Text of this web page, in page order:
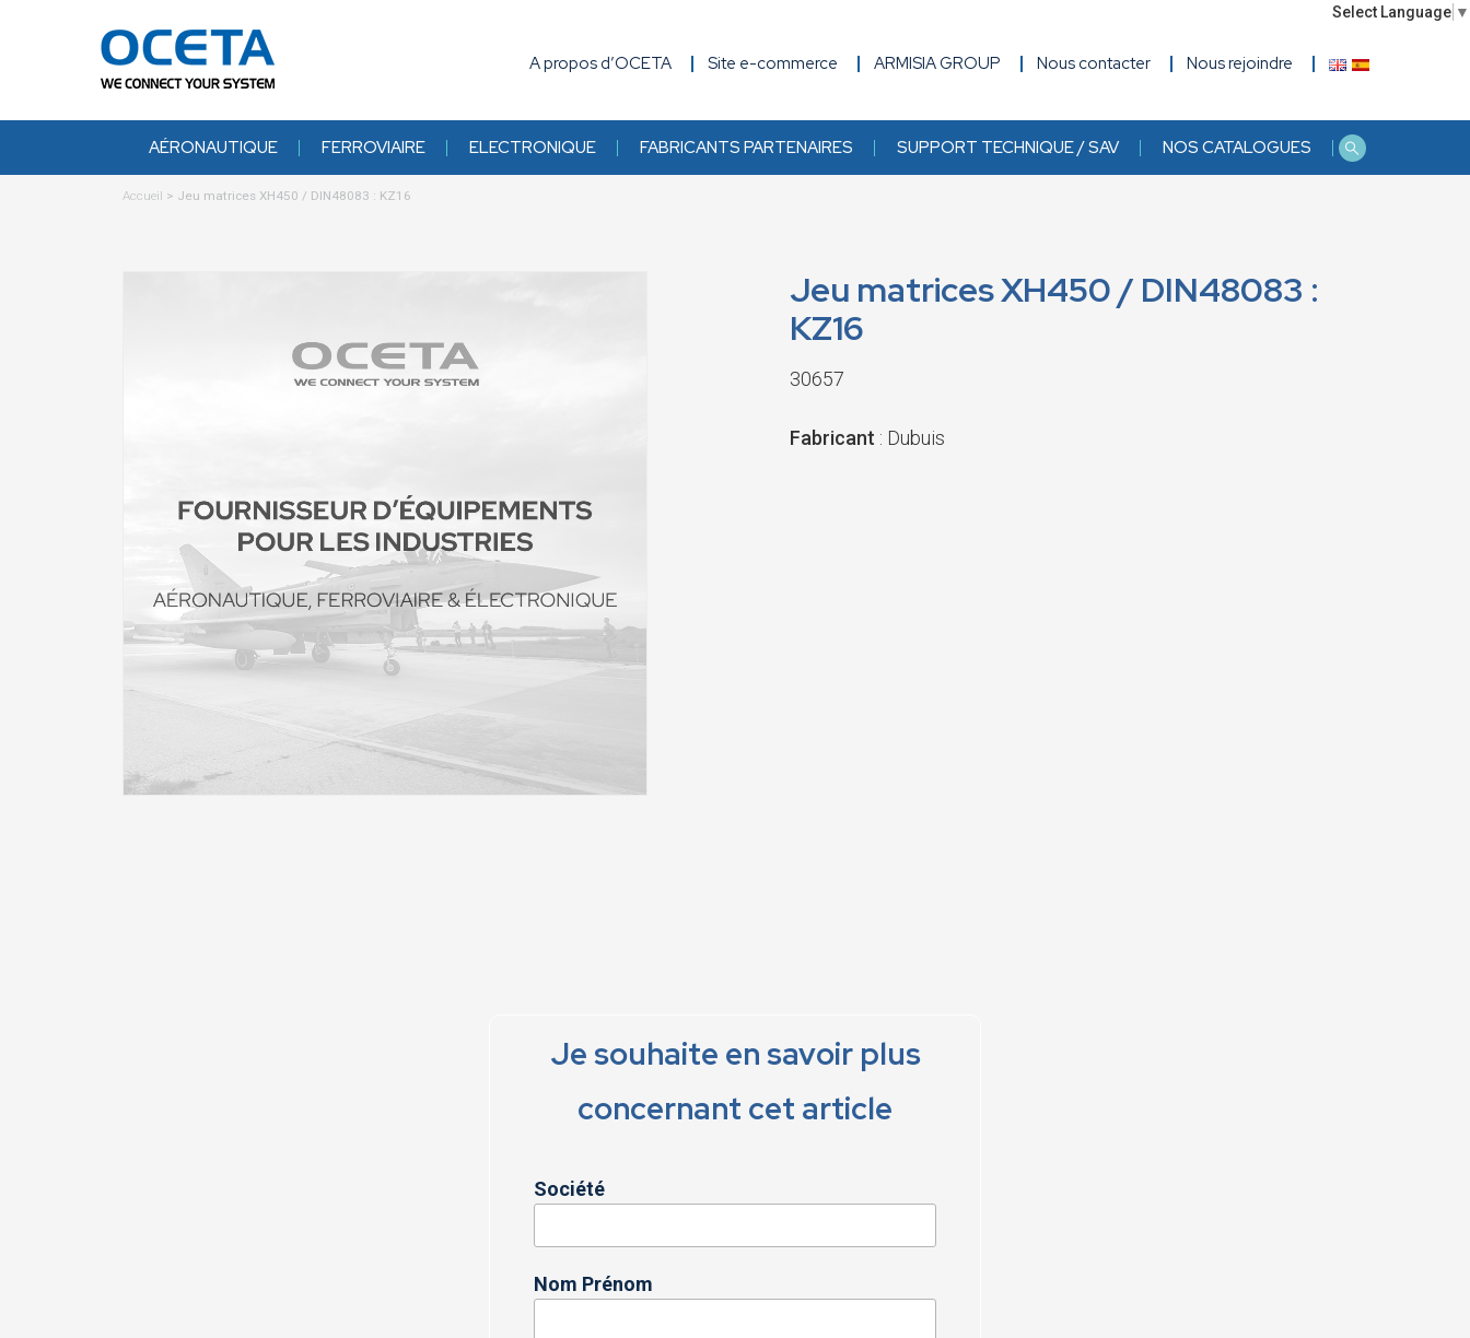
Select Language ▼
A propos d’OCETA Site e-commerce ARMISIA GROUP Nous contacter Nous rejoindre
AÉRONAUTIQUE FERROVIAIRE ELECTRONIQUE FABRICANTS PARTENAIRES SUPPORT TECHNIQUE / SAV NOS CATALOGUES
Accueil > Jeu matrices XH450 / DIN48083 : KZ16
Jeu matrices XH450 / DIN48083 :
KZ16
30657
Fabricant : Dubuis
Je souhaite en savoir plus
concernant cet article
Société
Nom Prénom